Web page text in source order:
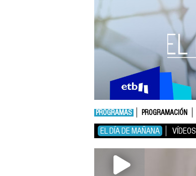
PROGRAMAS PROGRAMACIÓN
EL DÍA DE MAÑANA VÍDEOS